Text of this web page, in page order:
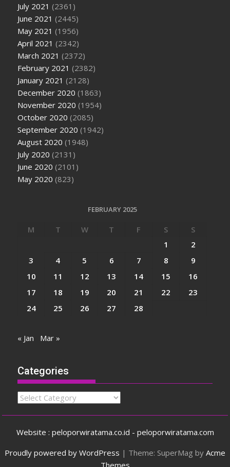
July 2021 (2361)
June 2021 (2445)
May 2021 (1956)
April 2021 (2342)
March 2021 (2372)
February 2021 (2382)
January 2021 (2128)
December 2020 (1863)
November 2020 (1954)
October 2020 (2085)
September 2020 (1942)
August 2020 (1948)
July 2020 (2131)
June 2020 (2101)
May 2020 (823)
FEBRUARY 2025
M T W T F S
S
1
2
3
4 5 6 7 8
9
10
11 12 13 14 15
16
17
18 19 20 21 22
23
24
25 26 27 28
« Jan Mar »
Categories
Categories
Website : peloporwiratama.co.id - peloporwiratama.com
Proudly powered by WordPress | Theme: SuperMag by Acme